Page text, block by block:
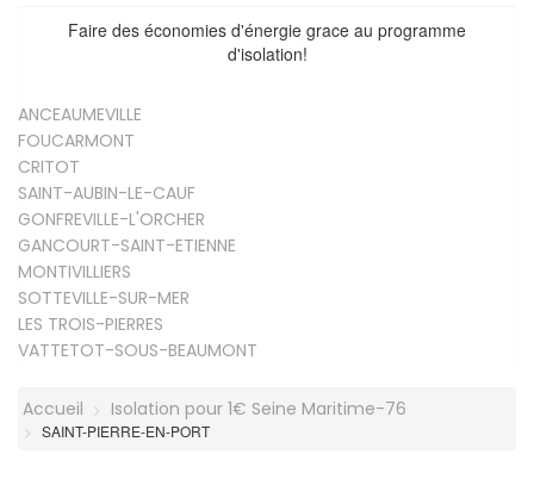
Faire des économies d'énergie grace au programme
d'isolation!
ANCEAUMEVILLE
FOUCARMONT
CRITOT
SAINT-AUBIN-LE-CAUF
GONFREVILLE-L'ORCHER
GANCOURT-SAINT-ETIENNE
MONTIVILLIERS
SOTTEVILLE-SUR-MER
LES TROIS-PIERRES
VATTETOT-SOUS-BEAUMONT
Accueil Isolation pour 1€ Seine Maritime-76
SAINT-PIERRE-EN-PORT